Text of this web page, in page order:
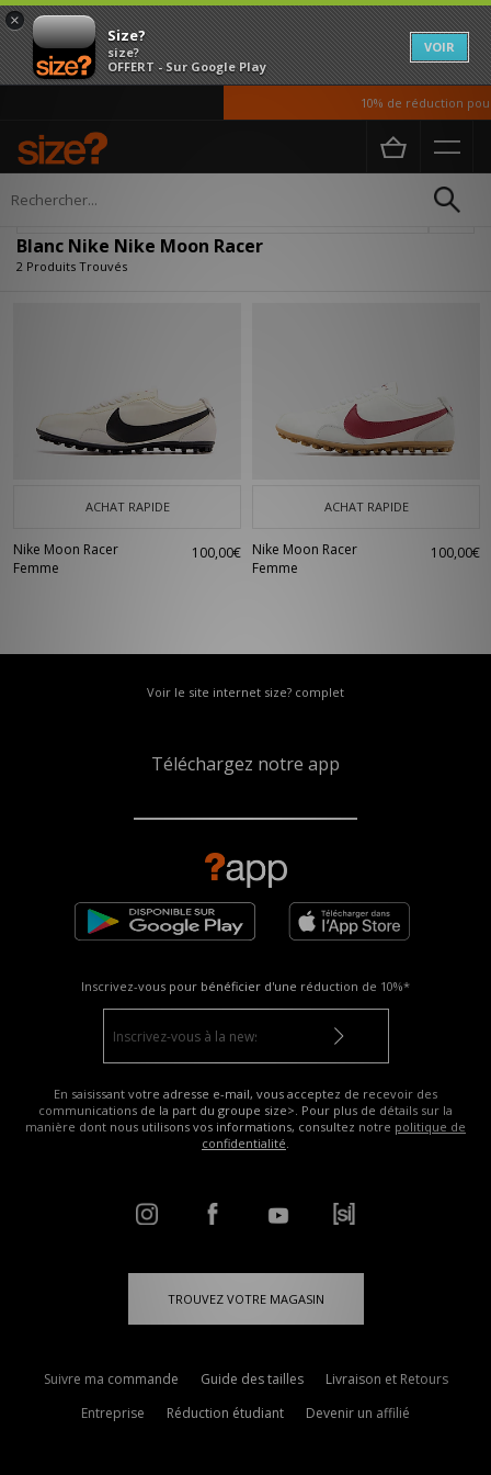
×
Size?
size?
OFFERT - Sur Google Play
VOIR
10% de réduction
Accueil Blanc Nike Nike Moon Racer
Blanc Nike Nike Moon Racer
2 Produits Trouvés
ACHAT RAPIDE
Nike Moon Racer
Femme
100,00€
ACHAT RAPIDE
Nike Moon Racer
Femme
100,00€
Voir le site internet size? complet
Téléchargez notre app
Inscrivez-vous pour bénéficier d'une réduction de 10%*
En saisissant votre adresse e-mail, vous acceptez de recevoir des
communications de la part du groupe size>. Pour plus de détails sur la
manière dont nous utilisons vos informations, consultez notre politique de
confidentialité.
TROUVEZ VOTRE MAGASIN
Suivre ma commande Guide des tailles
Livraison et Retours
Entreprise
Réduction étudiant Devenir un affilié